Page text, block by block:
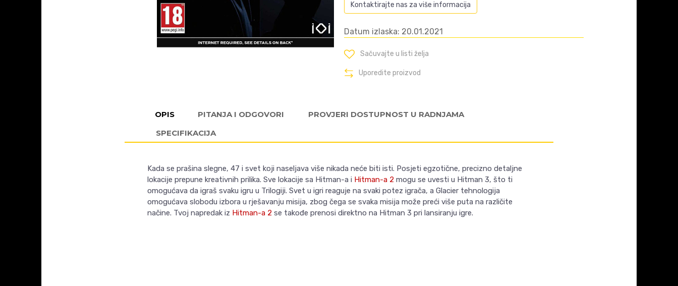
Kontaktirajte nas za više informacija
Datum izlaska: 20.01.2021
Sačuvajte u listi želja
Uporedite proizvod
OPIS PITANJA I ODGOVORI
PROVJERI DOSTUPNOST U RADNJAMA
SPECIFIKACIJA
Kada se prašina slegne, 47 i svet koji naseljava više nikada neće biti isti. Posjeti egzotične, precizno detaljne
lokacije prepune kreativnih prilika. Sve lokacije sa Hitman-a i Hitman-a 2 mogu se uvesti u Hitman 3, što ti
omogućava da igraš svaku igru u Trilogiji. Svet u igri reaguje na svaki potez igrača, a Glacier tehnologija
omogućava slobodu izbora u rješavanju misija, zbog čega se svaka misija može preći više puta na različite
načine. Tvoj napredak iz Hitman-a 2 se takođe prenosi direktno na Hitman 3 pri lansiranju igre.